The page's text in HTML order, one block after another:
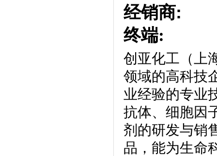
经销商:
终端:
创亚化工（上
领域的高科技
业经验的专业
抗体、细胞因
剂的研发与销
品，能为生命